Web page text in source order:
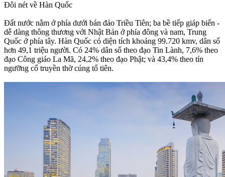
Đôi nét về Hàn Quốc
Đất nước nằm ở phía dưới bán đảo Triều Tiên; ba bề tiếp giáp biển -
dễ dàng thông thương với Nhật Bản ở phía đông và nam, Trung
Quốc ở phía tây. Hàn Quốc có diện tích khoảng 99.720 kmv, dân số
hơn 49,1 triệu người. Có 24% dân số theo đạo Tin Lành, 7,6% theo
đạo Công giáo La Mã, 24,2% theo đạo Phật; và 43,4% theo tín
ngưỡng cổ truyền thờ cúng tổ tiên.